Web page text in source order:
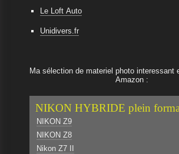
Le Loft Auto
Unidivers.fr
Ma sélection de materiel photo interessant
Amazon :
NIKON HYBRIDE plein
NIKON Z9
NIKON Z8
Nikon Z7 II